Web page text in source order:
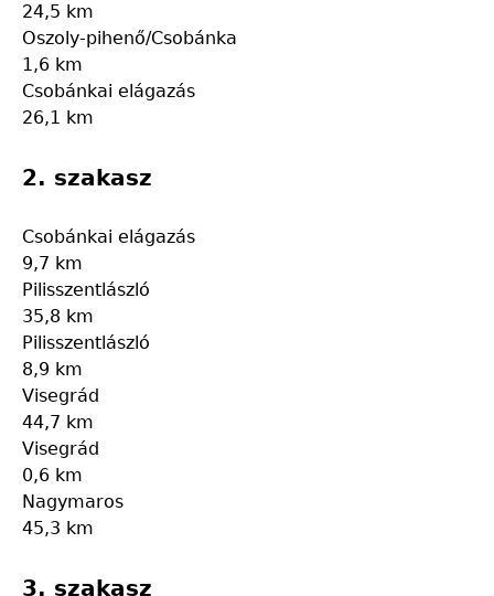
24,5 km
Oszoly-pihenő/Csobánka
1,6 km
Csobánkai elágazás
26,1 km
2. szakasz
Csobánkai elágazás
9,7 km
Pilisszentlászló
35,8 km
Pilisszentlászló
8,9 km
Visegrád
44,7 km
Visegrád
0,6 km
Nagymaros
45,3 km
3. szakasz